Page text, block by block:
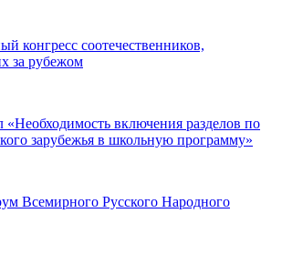
конгресс соотечественников,
за рубежом
«Необходимость включения разделов по
зарубежья в школьную программу»
Всемирного Русского Народного